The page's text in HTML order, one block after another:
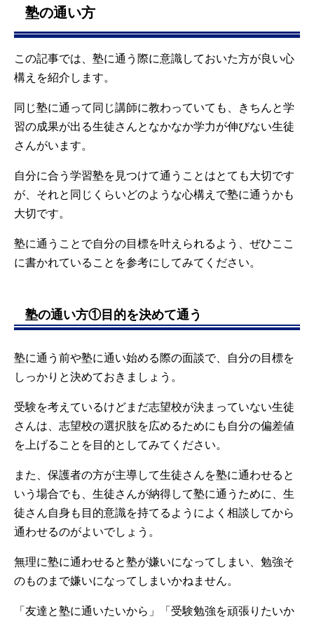
塾の通い方
この記事では、塾に通う際に意識しておいた方が良い心
構えを紹介します。
同じ塾に通って同じ講師に教わっていても、きちんと学
習の成果が出る生徒さんとなかなか学力が伸びない生徒
さんがいます。
自分に合う学習塾を見つけて通うことはとても大切です
が、それと同じくらいどのような心構えで塾に通うかも
大切です。
塾に通うことで自分の目標を叶えられるよう、ぜひここ
に書かれていることを参考にしてみてください。
塾の通い方①目的を決めて通う
塾に通う前や塾に通い始める際の面談で、自分の目標を
しっかりと決めておきましょう。
受験を考えているけどまだ志望校が決まっていない生徒
さんは、志望校の選択肢を広めるためにも自分の偏差値
を上げることを目的としてみてください。
また、保護者の方が主導して生徒さんを塾に通わせると
いう場合でも、生徒さんが納得して塾に通うために、生
徒さん自身も目的意識を持てるようによく相談してから
通わせるのがよいでしょう。
無理に塾に通わせると塾が嫌いになってしまい、勉強そ
のものまで嫌いになってしまいかねません。
「友達と塾に通いたいから」「受験勉強を頑張りたいか